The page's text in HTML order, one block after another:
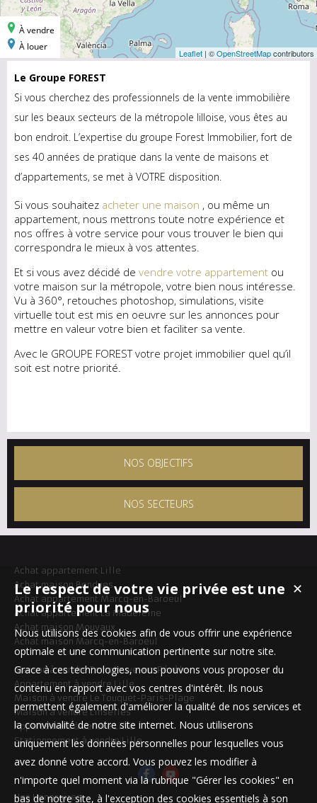
Le Groupe FOREST
Si vous cherchez des professionnels de la vente immobilière
sur les beaux secteurs de la métropole lilloise, vous êtes au
bon endroit. L’expertise du groupe Forest Immobilier, fort de
ses 40 années de pratique dans la vente de maisons et
d’appartements, se met à VOTRE disposition.
Si vous souhaitez acheter une maison , ou même un
appartement, nous mettrons toute notre expérience et
nos offres à votre service pour vous trouver le bien qui
correspondra le mieux à vos attentes.
Et si vous avez décidé de vendre votre appartement ou
votre maison sur la métropole, votre bien nous intéresse.
Vu à 360°, retouches photoshop, simulations, visite
virtuelle tout est mis en oeuvre sur les annonces pour
mettre en valeur votre bien et faciliter sa vente.
Avec le GROUPE FOREST votre projet immobilier quel qu’il
soit est notre priorité.
NOS OBJECTIFS
NOS SECTEURS
Achat appartement Lille
Achat maison Bondues
Achat appartement Marcq-en-Baroeul
Achat appartement La Madeleine
Achat maison Mouvaux
Achat maison Marcq-en-Baroeul
Maison à vendre Templeuve-en-Pévèle
Appartement à vendre Lille
Maison à vendre Le Touquet-Paris-Plage
Maison à vendre Linselles
Appartement à vendre Lille
Stationnement à vendre Lille
Nos Honoraires
✕
Le respect de votre vie privée est une
priorité pour nous
Nous utilisons des cookies afin de vous offrir une expérience
optimale et une communication pertinente sur notre site.
Grace à ces technologies, nous pouvons vous proposer du
contenu en rapport avec vos centres d'intérêt. Ils nous
permettent également d'améliorer la qualité de nos services et
la convivialité de notre site internet. Nous utiliserons
uniquement les données personnelles pour lesquelles vous
avez donné votre accord. Vous pouvez les modifier à
n'importe quel moment via la rubrique "Gérer les cookies" en
bas de notre site, à l'exception des cookies essentiels à son